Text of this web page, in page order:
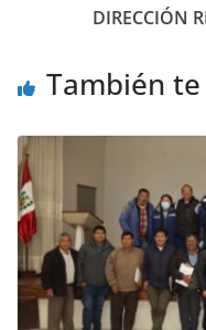
DIRECCIÓN
También